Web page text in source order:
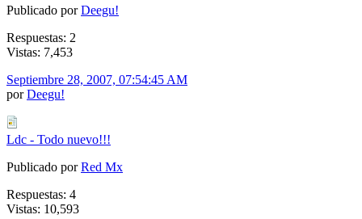
Publicado porDeegu!
Respuestas: 2
Vistas: 7,453
Septiembre 28, 2007, 07:54:45 AM
porDeegu!
Ldc - Todo nuevo!!!
Publicado porRed Mx
Respuestas: 4
Vistas: 10,593